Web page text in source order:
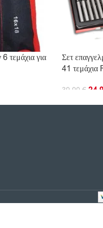
τεμάχια για
Σετ
41 τεμάχια
39.90 €